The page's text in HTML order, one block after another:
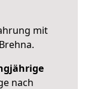
mit
.
nach